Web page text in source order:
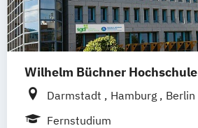
Wilhelm Büchner Hochschule
Darmstadt Hamburg Berlin
Bonn
Nürnberg
Fernstudium